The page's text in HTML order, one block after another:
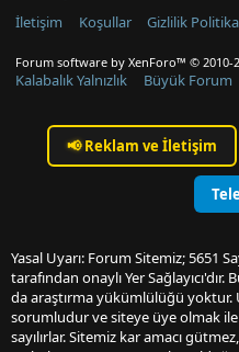
İletişim
Koşullar Gizlilik
Forum software by XenForo™ © 2010-
Kalabalık Yalnızlık Büyük Forum
📢Reklam ve İletişim
Yasal Uyarı: Forum Sitemiz; 5651
tarafından onaylı Yer
da araştırma yükümlülüğü yoktur.
sorumludur ve siteye üye olmak
sayılırlar. Sitemiz kar amacı